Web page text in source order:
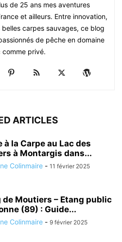
de 25 ans mes aventures
et ailleurs. Entre innovation,
carpes sauvages, ce blog
de pêche en domaine
comme privé.
ARTICLES
à la Carpe au Lac des
à Montargis dans...
Colinmaire - 11 février 2025
de Moutiers – Etang public
(89) : Guide...
Colinmaire - 9 février 2025